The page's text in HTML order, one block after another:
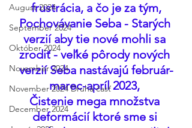
August 2024
September 2024
Október 2024
November 2024
November 2024 Druhá časť
December 2024
frustrácia, a čo je za tým,
Pochovávanie Seba - Starých
verzií aby tie nové mohli sa
zrodiť - veľké pôrody nových
verzií Seba nastávajú február-
marec-apríl 2023,
Čistenie mega množstva
deformácií ktoré sme si